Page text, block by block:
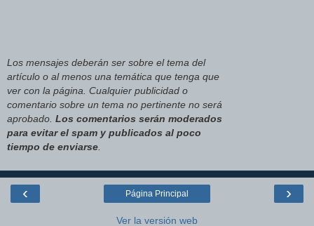
Los mensajes deberán ser sobre el tema del
artículo o al menos una temática que tenga que
ver con la página. Cualquier publicidad o
comentario sobre un tema no pertinente no será
aprobado. Los comentarios serán moderados
para evitar el spam y publicados al poco
tiempo de enviarse
‹ ›
Página Principal
Ver la versión web